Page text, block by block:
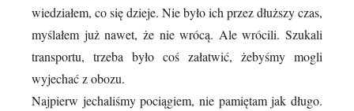
wiedziałem, co się dzieje. Nie było ich przez dłuższy czas,
myślałem już nawet, że nie wrócą. Ale wrócili. Szukali
transportu, trzeba było coś załatwić, żebyśmy mogli
wyjechać z obozu.
Najpierw jechaliśmy pociągiem, nie pamiętam jak długo.